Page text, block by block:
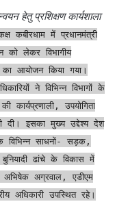
हेतु प्रशिक्षण कार्यशाला
कबीरधाम में प्रधानमंत्री
को लेकर विभागीय
का आयोजन किया गया।
ने विभिन्न विभागों के
कार्यप्रणाली, उपयोगिता
दी। इसका मुख्य उद्देश्य देश
विभिन्न साधनों- सड़क,
ढांचे के विकास में
अभिषेक अग्रवाल, एडीएम
अधिकारी उपस्थित रहे।